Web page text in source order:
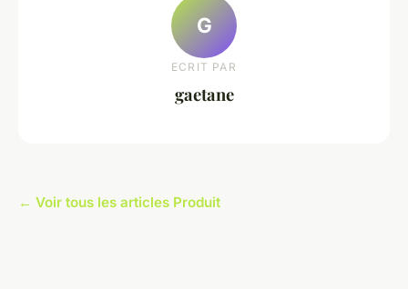
G
ECRIT PAR
gaetane
← Voir tous les articles Produit